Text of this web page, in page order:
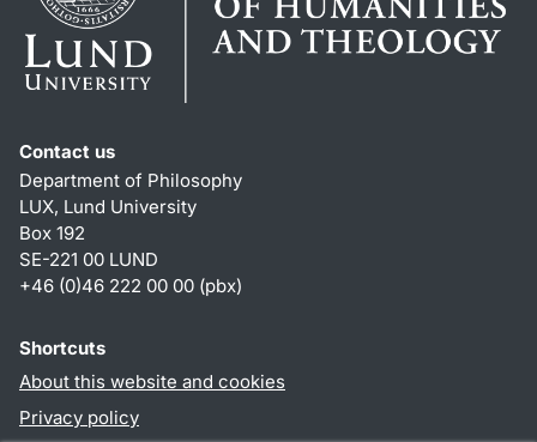
Contact us
Department of Philosophy
LUX, Lund University
Box 192
SE-221 00 LUND
+46 (0)46 222 00 00 (pbx)
Shortcuts
About this website and cookies
Privacy policy